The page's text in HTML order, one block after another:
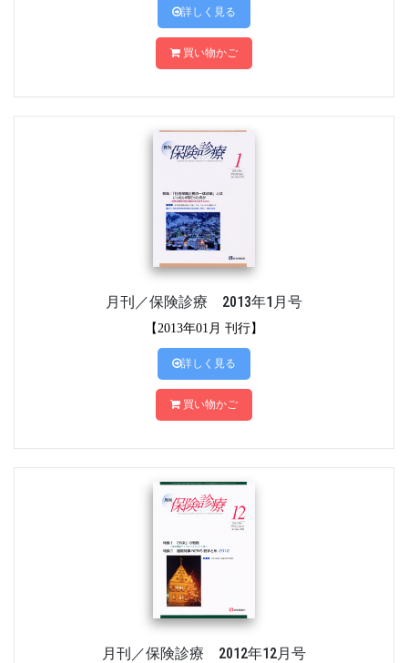
詳しく見る
買い物かご
月刊／保険診療 2013年1月号
【2013年01月 刊行】
詳しく見る
買い物かご
月刊／保険診療 2012年12月号